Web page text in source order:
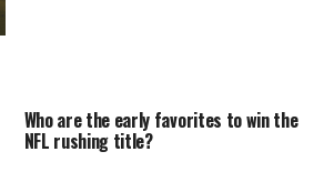
Who are the early favorites to win the
NFL rushing title?